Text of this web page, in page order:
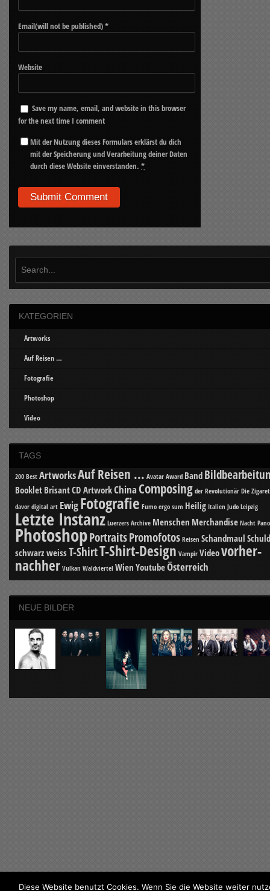
Email(will not be published)*
Website
Save my name, email, and website in this browser
for the next time I comment
Mit der Nutzung dieses Formulars erklärst du dich
mit der Speicherung und Verarbeitung deiner Daten
durch diese Website einverstanden.*
KATEGORIEN
Artworks
Auf Reisen …
Fotografie
Photoshop
Video
TAGS
200 Best ArtworksAuf Reisen ... Avatar Award Band
Booklet BrisantCD ArtworkChinaComposing der Revolutionär Die
davor digital art EwigFotografie Fumo ergo sum Heilig Italien Judo Leipzig
Letzte Instanz Luerzers Archive Menschen Merchandise Nacht
PhotoshopPortraitsPromofotos Reisen Schandmaul
schwarz weissT-ShirtT-Shirt-Design Vampir Videovorher-
nachher Vulkan Waldviertel Wien YoutubeÖsterreich
NEUE BILDER
Diese Website benutzt Cookies. Wenn Sie die Website weiter